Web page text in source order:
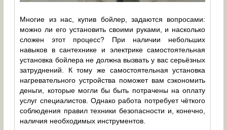
Многие из нас, купив бойлер, задаются вопросами:
можно ли его установить своими руками, и насколько
сложен этот процесс? При наличии небольших
навыков в сантехнике и электрике самостоятельная
установка бойлера не должна вызвать у вас серьёзных
затруднений. К тому же самостоятельная установка
нагревательного устройства поможет вам сэкономить
деньги, которые могли бы быть потрачены на оплату
услуг специалистов. Однако работа потребует чёткого
соблюдения правил техники безопасности и, конечно,
наличия необходимых инструментов.